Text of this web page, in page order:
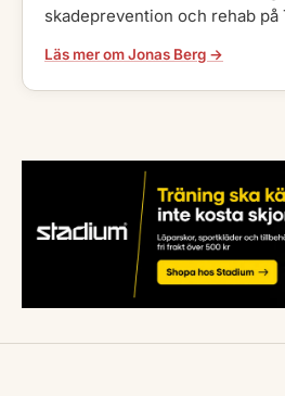
skadeprevention och rehab på
Läs mer om Jonas Berg →